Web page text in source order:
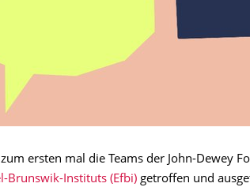
ersten mal die Teams der John-Dewey
Brunswik-Instituts (Efbi)getroffen und